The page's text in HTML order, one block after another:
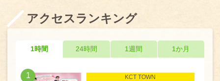
アクセスランキング
1時間 24時間 1週間 1か月
1 KCT TOWN